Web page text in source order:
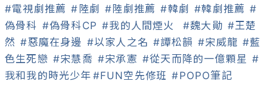
#電視劇推薦 #陸劇 #陸劇推薦 #韓劇 #韓劇推薦 #
偽骨科 #偽骨科CP #我的人間煙火 #魏大勛 #王楚
然 #惡魔在身邊 #以家人之名 #譚松韻 #宋威龍 #藍
色生死戀 #宋慧喬 #宋承憲 #從天而降的一億顆星 #
我和我的時光少年 #FUN空先修班 #POPO筆記